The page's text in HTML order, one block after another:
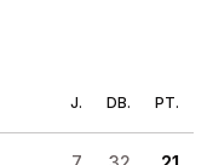
J. DB. PT.